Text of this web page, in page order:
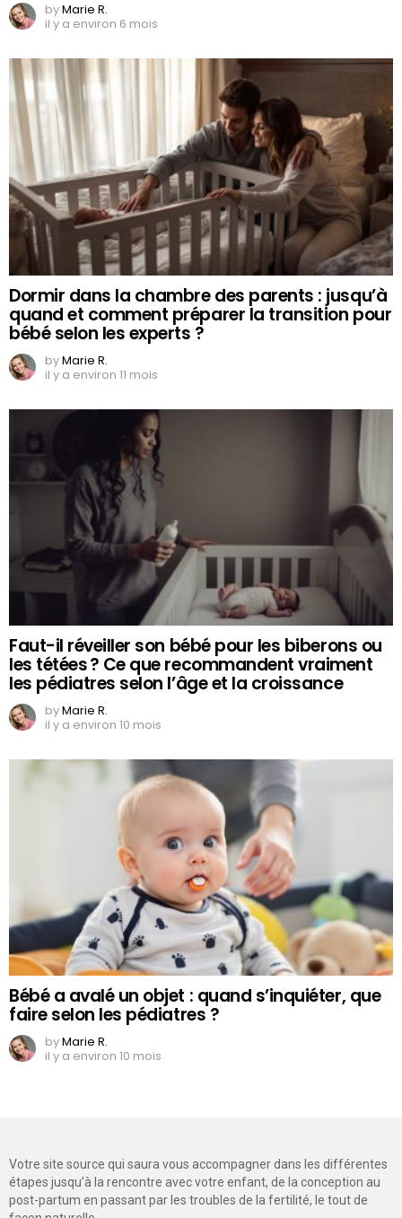
byMarie R.
il y a environ 6 mois
Dormir dans la chambre des parents : jusqu’à
quand et comment préparer la transition pour
bébé selon les experts ?
byMarie R.
il y a environ 11 mois
Faut-il réveiller son bébé pour les biberons ou
les tétées ? Ce que recommandent vraiment
les pédiatres selon l’âge et la croissance
byMarie R.
il y a environ 10 mois
Bébé a avalé un objet : quand s’inquiéter, que
faire selon les pédiatres ?
byMarie R.
il y a environ 10 mois
Votre site source qui saura vous accompagner dans les différentes
étapes jusqu’à la rencontre avec votre enfant, de la conception au
post-partum en passant par les troubles de la fertilité, le tout de